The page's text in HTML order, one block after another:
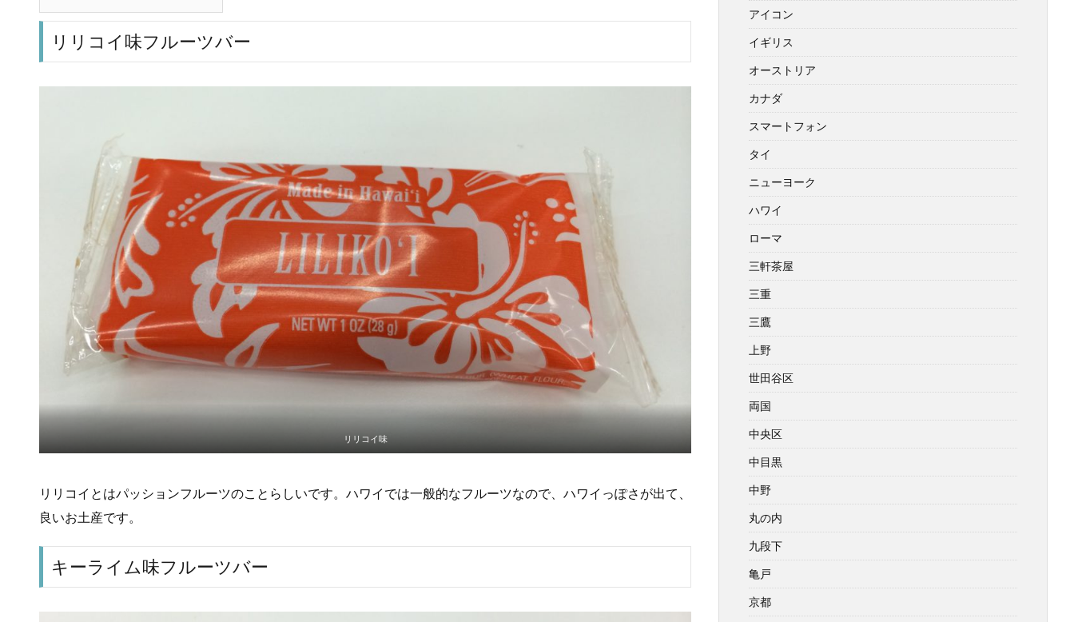
リリコイ味フルーツバー
リリコイ味
リリコイとはパッションフルーツのことらしいです。ハワイでは一般的なフルーツなので、ハワイっぽさが出て、
良いお土産です。
キーライム味フルーツバー
アイコン
イギリス
オーストリア
カナダ
スマートフォン
タイ
ニューヨーク
ハワイ
ローマ
三軒茶屋
三重
三鷹
上野
世田谷区
両国
中央区
中目黒
中野
丸の内
九段下
亀戸
京都